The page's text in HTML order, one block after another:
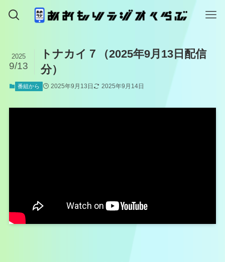
トナカイ７（2025年9月13日配信
分）
2025
9/13
番組から 2025年9月13日 2025年9月14日